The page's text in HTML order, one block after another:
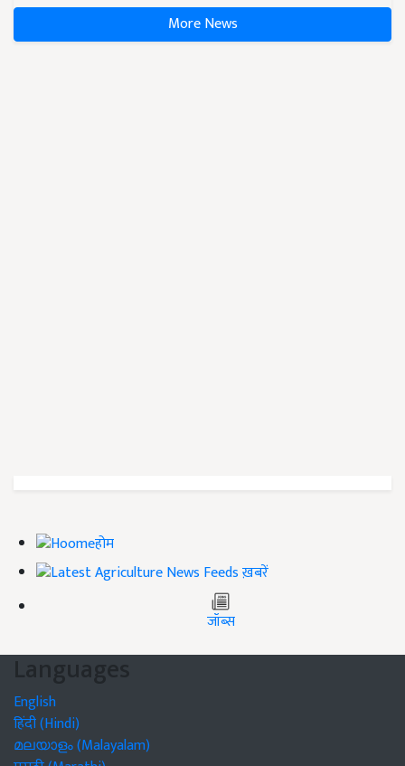
More News
होम
ख़बरें
जॉब्स
Languages
English
हिंदी (Hindi)
മലയാളം (Malayalam)